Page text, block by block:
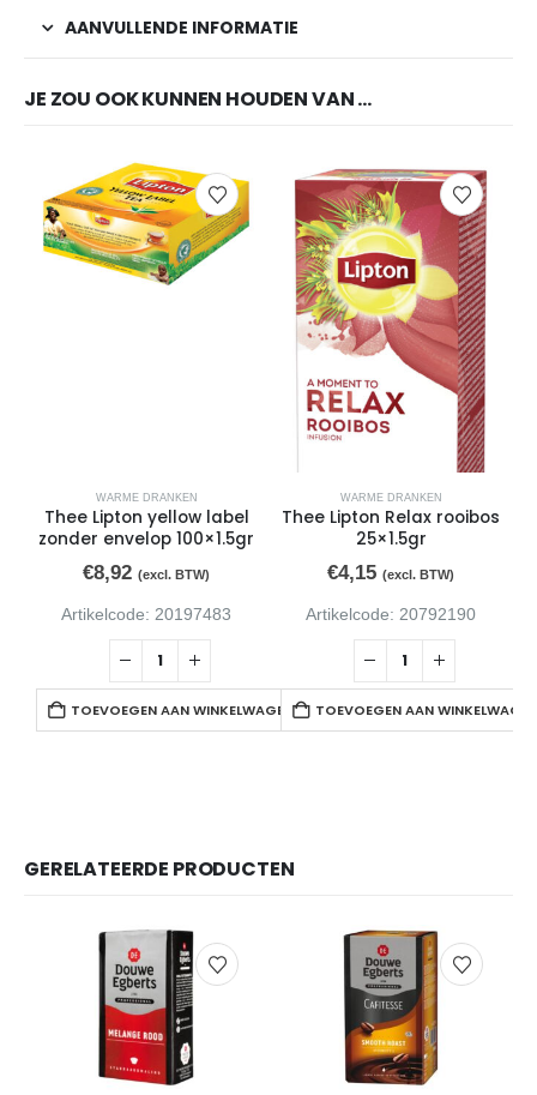
AANVULLENDE INFORMATIE
JE ZOU OOK KUNNEN HOUDEN VAN …
WARME DRANKEN
Thee Lipton yellow label
zonder envelop 100×1.5gr
€8,92 (excl. BTW)
Artikelcode: 20197483
TOEVOEGEN AAN WINKELWAGEN
WARME DRANKEN
Thee Lipton Relax rooibos
25×1.5gr
€4,15 (excl. BTW)
Artikelcode: 20792190
TOEVOEGEN AAN
GERELATEERDE PRODUCTEN